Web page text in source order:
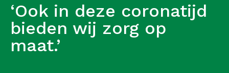
‘Ook in deze coronatijd
bieden wij zorg op
maat.’